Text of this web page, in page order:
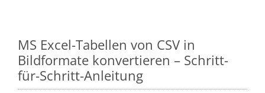
MS Excel-Tabellen von CSV in
Bildformate konvertieren – Schritt-
für-Schritt-Anleitung